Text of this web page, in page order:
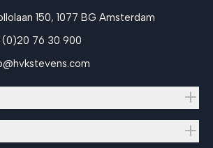
150, 1077 BG Amsterdam
(0)20 76 30 900